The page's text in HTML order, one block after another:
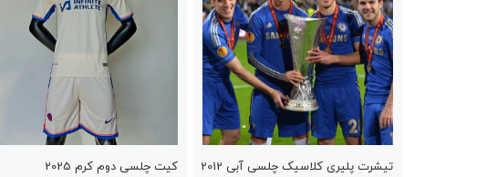
تیشرت پلیری کلاسیک چلسی آبی 2012 کیت چلسی دوم کرم 2025